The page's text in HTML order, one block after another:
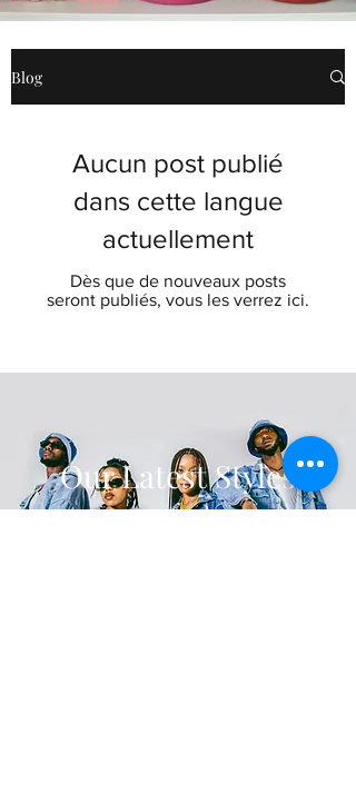
Blog
Aucun post publié
dans cette langue
actuellement
Dès que de nouveaux posts
seront publiés, vous les verrez ici.
Our Latest Styles